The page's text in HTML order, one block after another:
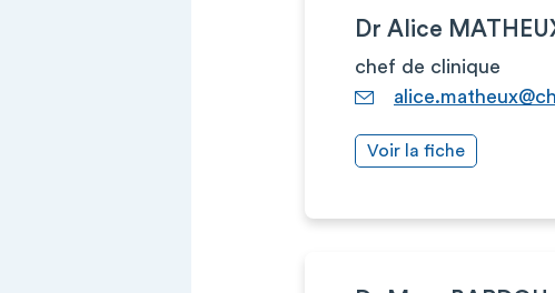
Dr Alice
chef de clinique
Voir la fiche